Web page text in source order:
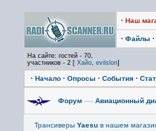
· Наш
· Файлы ·
На сайте: гостей - 70,
участников - 2 [ Хайо, evilslon]
· Начало · Опросы · События ·
Форум —› Авиационный
Трансиверы Yaesu в нашем